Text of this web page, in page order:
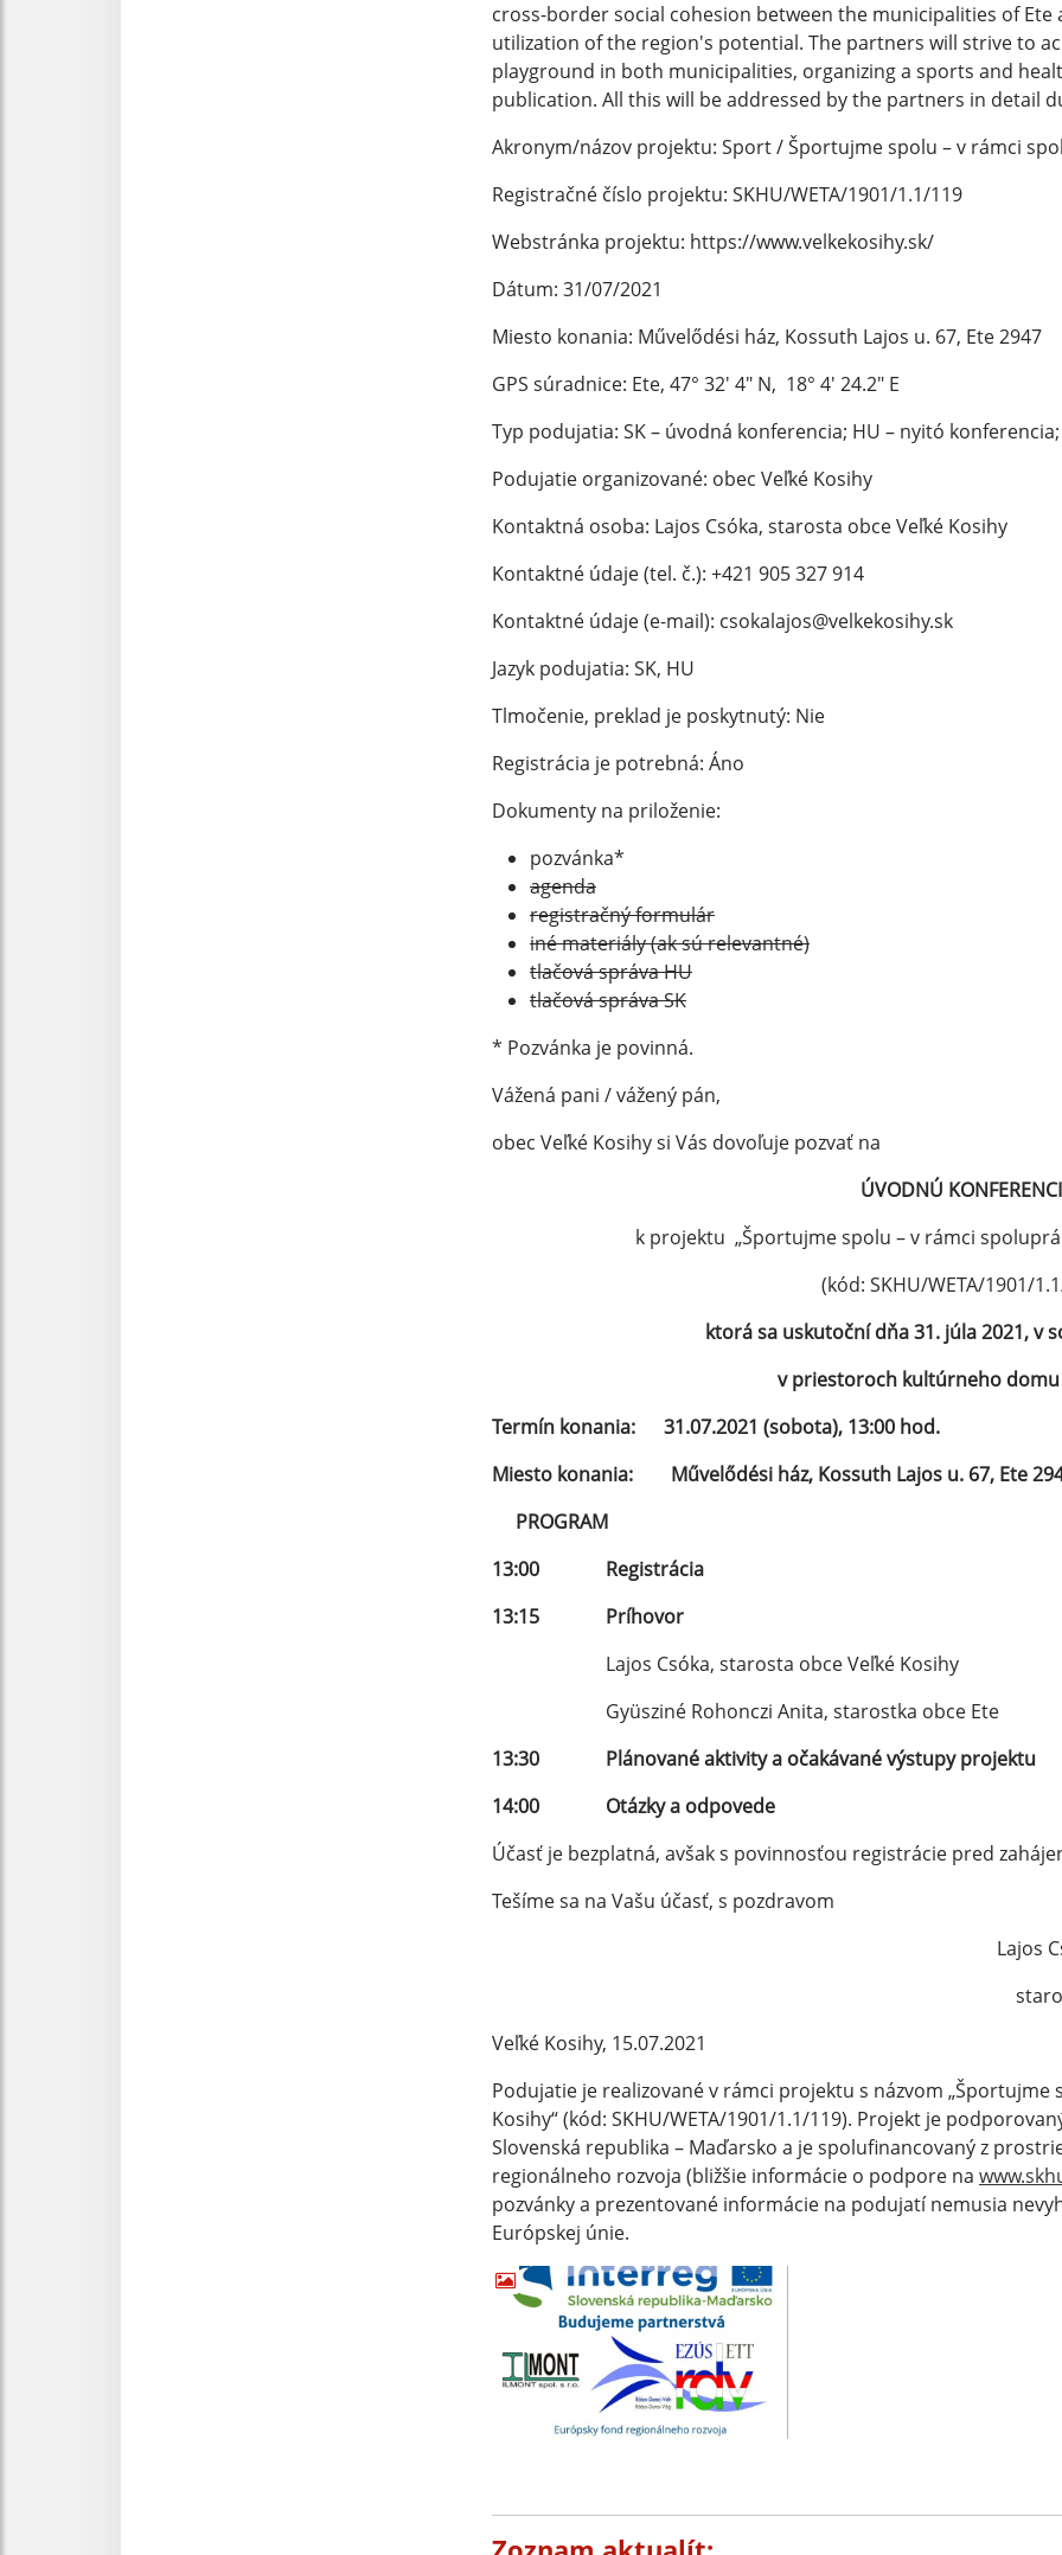
cross-border social cohesion between the municipalities of
utilization of the region's potential. The partners will strive to
playground in both municipalities, organizing a sports and
publication. All this will be addressed by the partners in detail
Akronym/názov projektu: Sport / Športujme spolu – v rámci
Registračné číslo projektu: SKHU/WETA/1901/1.1/119
Webstránka projektu: https://www.velkekosihy.sk/
Dátum: 31/07/2021
Miesto konania: Művelődési ház, Kossuth Lajos u. 67, Ete 2947
GPS súradnice: Ete, 47° 32' 4" N, 18° 4' 24.2" E
Typ podujatia: SK – úvodná konferencia; HU – nyitó
Podujatie organizované: obec Veľké Kosihy
Kontaktná osoba: Lajos Csóka, starosta obce Veľké Kosihy
Kontaktné údaje (tel. č.): +421 905 327 914
Kontaktné údaje (e-mail): csokalajos@velkekosihy.sk
Jazyk podujatia: SK, HU
Tlmočenie, preklad je poskytnutý: Nie
Registrácia je potrebná: Áno
Dokumenty na priloženie:
pozvánka*
agenda
registračný formulár
iné materiály (ak sú relevantné)
tlačová správa HU
tlačová správa SK
* Pozvánka je povinná.
Vážená pani / vážený pán,
obec Veľké Kosihy si Vás dovoľuje pozvať na
ÚVODNÚ
k projektu „Športujme spolu – v rámci
(kód: SKHU/WETA/1901/
ktorá sa uskutoční dňa 31. júla 2021, v
v priestoroch kultúrneho domu
Termín konania: 31.07.2021 (sobota), 13:00 hod.
Miesto konania: Művelődési ház, Kossuth Lajos u. 67, Ete
PROGRAM
13:00 Registrácia
13:15 Príhovor
Lajos Csóka, starosta obce Veľké Kosihy
Gyüsziné Rohonczi Anita, starostka obce Ete
13:30 Plánované aktivity a očakávané výstupy projektu
14:00 Otázky a odpovede
Účasť je bezplatná, avšak s povinnosťou registrácie pred
Tešíme sa na Vašu účasť, s pozdravom
Lajos
Veľké Kosihy, 15.07.2021
Podujatie je realizované v rámci projektu s názvom „Športujme
Kosihy“ (kód: SKHU/WETA/1901/1.1/119). Projekt je
Slovenská republika – Maďarsko a je spolufinancovaný z
regionálneho rozvoja (bližšie informácie o podpore na
pozvánky a prezentované informácie na podujatí nemusia
Európskej únie.